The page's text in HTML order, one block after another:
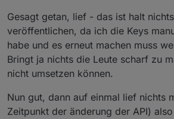
Gesagt getan, lief - das ist halt
veröffentlichen, da ich die Keys
habe und es erneut machen muss
Bringt ja nichts die Leute scharf zu
nicht umsetzen können.
Nun gut, dann auf einmal lief nichts
Zeitpunkt der änderung der API)